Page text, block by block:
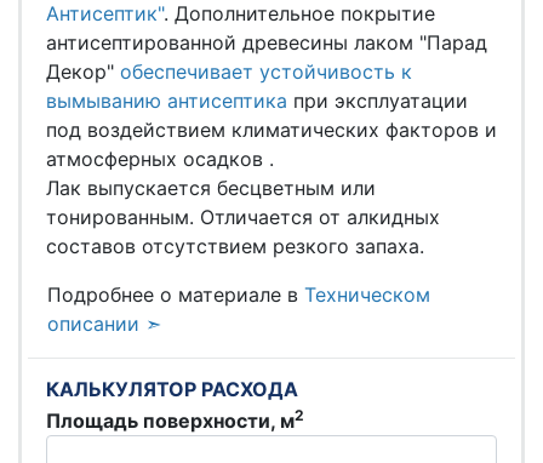
Антисептик". Дополнительное покрытие
антисептированной древесины лаком "Парад
Декор" обеспечивает устойчивость к
вымыванию антисептика при эксплуатации
под воздействием климатических факторов и
атмосферных осадков .
Лак выпускается бесцветным или
тонированным. Отличается от алкидных
составов отсутствием резкого запаха.
Подробнее о материале в Техническом
описании ➣
КАЛЬКУЛЯТОР РАСХОДА
Площадь поверхности, м2